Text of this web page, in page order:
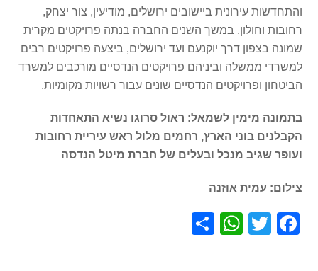
והתחדשות עירונית ביישובים ירושלים, מודיעין, צור יצחק,
רחובות וחולון. במשך השנים החברה בנתה פרויקטים מקרית
שמונה בצפון דרך יוקנעם ועד ירושלים, ביצעה פרויקטים רבים
למשרדי ממשלה וביניהם פרויקטים הנדסיים מורכבים למשרד
הביטחון ופרויקטים הנדסיים שונים עבור רשויות מקומיות.
בתמונה מימין לשמאל: ראול סרוגו נשיא התאחדות
הקבלנים בוני הארץ, רחמים מלול ראש עיריית רחובות
ועופר שגיב מנכל ובעלים של חברת מיטל הנדסה
צילום: עמית אוזנה
F
T
W